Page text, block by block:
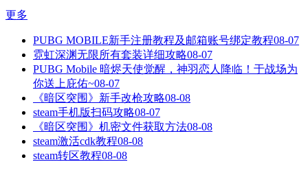
更多
PUBG MOBILE新手注册教程及邮箱账号绑定教程08-07
霓虹深渊无限所有套装详细攻略08-07
PUBG Mobile 暗烬天使觉醒，神羽恋人降临！于战场为
你送上庇佑~08-07
《暗区突围》新手改枪攻略08-08
steam手机版扫码攻略08-07
《暗区突围》机密文件获取方法08-08
steam激活cdk教程08-08
steam转区教程08-08